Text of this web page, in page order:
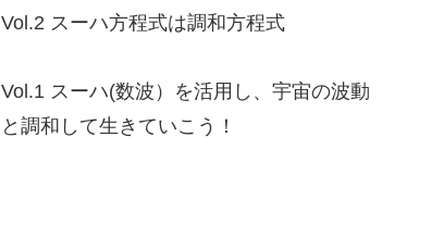
Vol.2 スーハ方程式は調和方程式
Vol.1 スーハ(数波）を活用し、宇宙の波動
と調和して生きていこう！